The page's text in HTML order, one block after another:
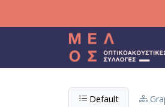
Default